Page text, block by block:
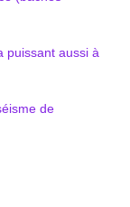
puissant aussi à
de